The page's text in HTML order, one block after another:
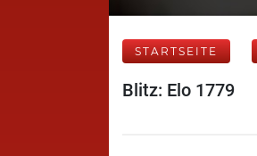
STARTSEITE
Blitz: Elo 1779